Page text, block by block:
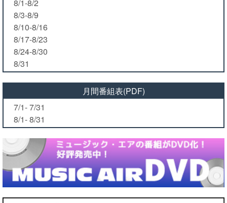
8/1-8/2
8/3-8/9
8/10-8/16
8/17-8/23
8/24-8/30
8/31
月間番組表(PDF)
7/1- 7/31
8/1- 8/31